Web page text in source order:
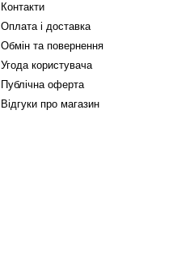
Контакти
Оплата і доставка
Обмін та повернення
Угода користувача
Публічна оферта
Відгуки про магазин